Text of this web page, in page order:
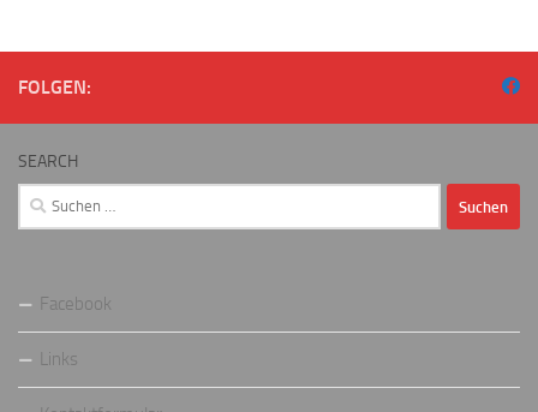
FOLGEN:
SEARCH
Suchen
nach:
Facebook
Links